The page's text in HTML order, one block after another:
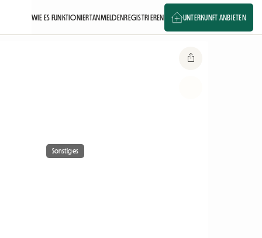
WIE ES FUNKTIONIERTANMELDENREGISTRIEREN UNTERKUNFT ANBIETEN
Sonstiges